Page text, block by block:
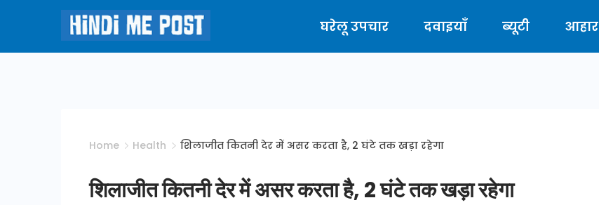
content
Hindi
घरेलू उपचार दवाइयाँ ब्यूटी आहार
Home Health शिलाजीत कितनी देर में असर करता है, 2 घंटे तक खड़ा रहेगा
शिलाजीत कितनी देर में असर करता है, 2 घंटे तक खड़ा रहेगा